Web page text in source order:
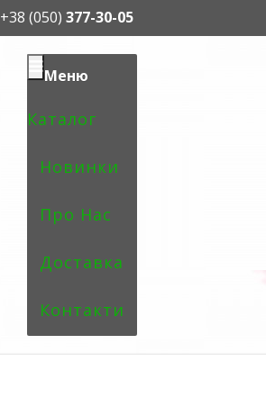
+38 (050) 377-30-05
Меню
Каталог
Новинки
Про Нас
Доставка
Контакти